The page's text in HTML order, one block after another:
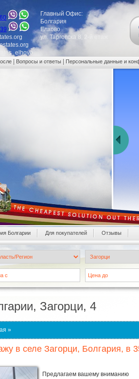
Главный Офис:
Болгария
Елхово
ул. Тарговска 8, 2-й етаж
Вопросы и ответы Персональные данные и
Болгарии Для покупателей Oтзывы
Загорци, 4
»
в селе Загорци, Болгария, в
Предлагаем вашему вниманию